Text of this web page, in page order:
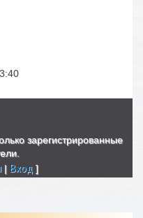
зарегистрированные
| Вход ]